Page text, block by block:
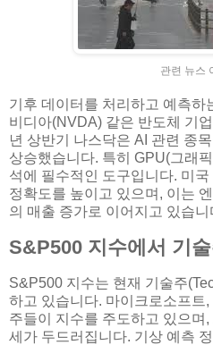
관련 뉴스
기후 데이터를 처리하고 예측하
비디아(NVDA) 같은 반도체 기
년 상반기 나스닥은 AI 관련 종
상승했습니다. 특히 GPU(그래
석에 필수적인 도구입니다. 미
정확도를 높이고 있으며, 이는
의 매출 증가로 이어지고 있습니
S&P500 지수에서 기
S&P500 지수는 현재 기술주
하고 있습니다. 마이크로소프트
주들이 지수를 주도하고 있으며
세가 두드러집니다. 기상 예측